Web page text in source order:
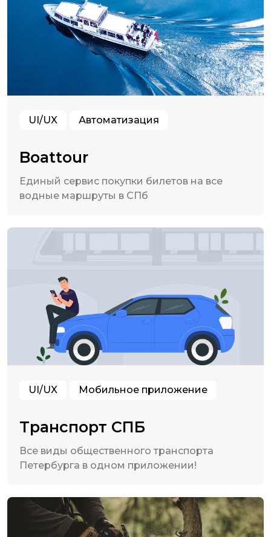
UI/UX Автоматизация
Boattour
Единый сервис покупки билетов на все
водные маршруты в СПб
UI/UX Мобильное приложение
Транспорт СПБ
Все виды общественного транспорта
Петербурга в одном приложении!